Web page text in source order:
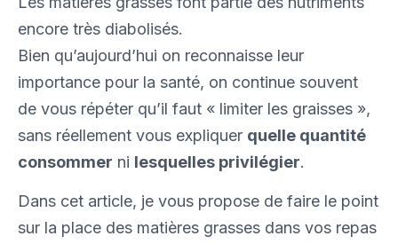
encore très diabolisés.
Bien qu’aujourd’hui on reconnaisse leur
importance pour la santé, on continue souvent
de vous répéter qu’il faut « limiter les graisses »,
sans réellement vous expliquer quelle quantité
consommer ni lesquelles privilégier.
Dans cet article, je vous propose de faire le point
sur la place des matières grasses dans vos repas